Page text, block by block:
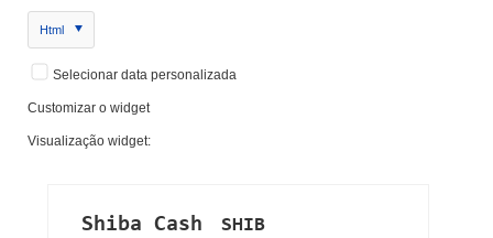
Html
Selecionar data personalizada
Customizar o widget
Visualização widget: